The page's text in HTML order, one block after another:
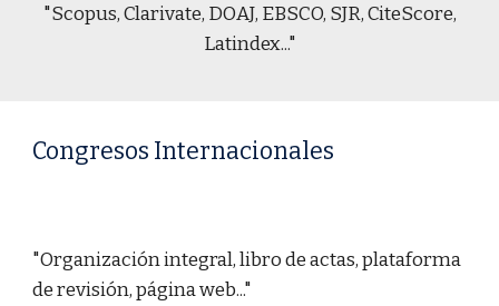
"Scopus, Clarivate, DOAJ, EBSCO, SJR, CiteScore,
Latindex..."
Congresos Internacionales
"Organización integral, libro de actas, plataforma
de revisión, página web..."